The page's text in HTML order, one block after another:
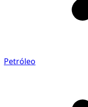
Petróleo